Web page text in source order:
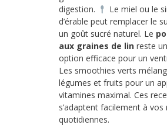
digestion.
Le miel ou le
d’érable peut remplacer le
un goût sucré naturel. Le
aux graines de lin reste
option efficace pour un
Les smoothies verts
légumes et fruits pour un
vitamines maximal. Ces
s’adaptent facilement à vos
quotidiennes.